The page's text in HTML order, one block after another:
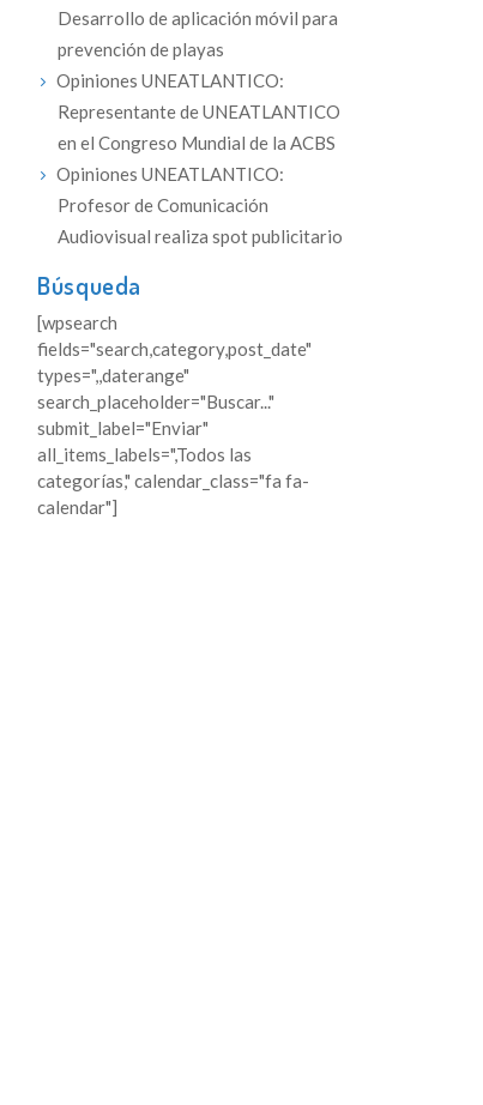
Desarrollo de aplicación móvil para
prevención de playas
Opiniones UNEATLANTICO:
Representante de UNEATLANTICO
en el Congreso Mundial de la ACBS
Opiniones UNEATLANTICO:
Profesor de Comunicación
Audiovisual realiza spot publicitario
Búsqueda
[wpsearch
fields="search,category,post_date"
types=",,daterange"
search_placeholder="Buscar..."
submit_label="Enviar"
all_items_labels=",Todos las
categorías," calendar_class="fa fa-
calendar"]